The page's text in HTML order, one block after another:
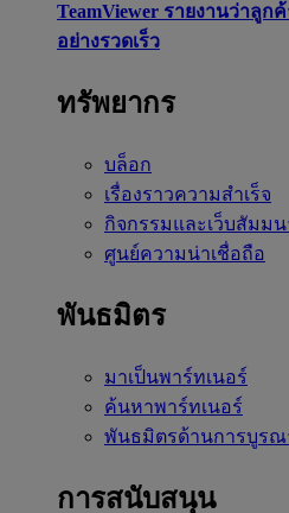
TeamViewer รายงานว่าลู
อย่างรวดเร็ว
ทรัพยากร
บล็อก
เรื่องราวความสำเร็จ
กิจกรรมและเว็บสัมมน
ศูนย์ความน่าเชื่อถือ
พันธมิตร
มาเป็นพาร์ทเนอร์
ค้นหาพาร์ทเนอร์
พันธมิตรด้านการบูรณ
การสนับสนุน